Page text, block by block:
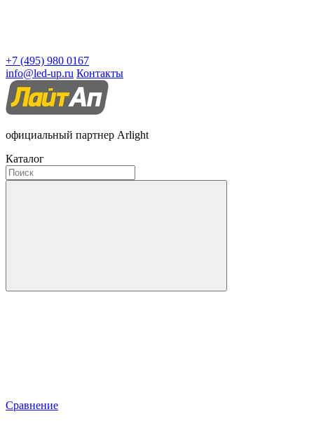
+7 (495) 980 0167
info@led-up.ru Контакты
официальный партнер Arlight
Каталог
Сравнение